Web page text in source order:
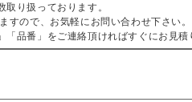
り扱っております。
ので、お気軽にお問い合わせ下さい
品番」をご連絡頂ければすぐにお見積